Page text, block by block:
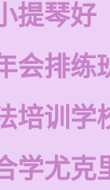
提琴好
会排练
培训学
学尤克